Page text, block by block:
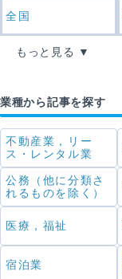
全国
もっと見る
業種から記事を探す
不動産業，リー
ス・レンタル業
公務（他に分類さ
れるものを除く）
医療，福祉
宿泊業